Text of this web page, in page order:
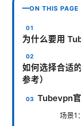
ON THIS PAGE
为什么要用
如何选择合适
参考）
Tubevpn
场景1